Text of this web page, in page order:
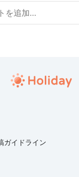
ガイドライン